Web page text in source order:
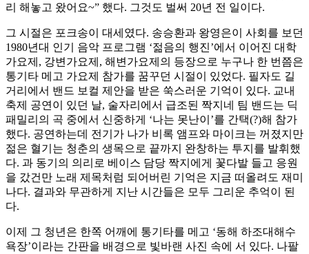
리 해놓고 왔어요~” 했다. 그것도 벌써 20년 전 일이다.
그 시절은 포크송이 대세였다. 송승환과 왕영은이 사회를 보던
1980년대 인기 음악 프로그램 ‘젊음의 행진’에서 이어진 대학
가요제, 강변가요제, 해변가요제의 등장으로 누구나 한 번쯤은
통기타 메고 가요제 참가를 꿈꾸던 시절이 있었다. 필자도 길
거리에서 밴드 보컬 제안을 받은 쑥스러운 기억이 있다. 교내
축제 공연이 있던 날, 술자리에서 급조된 짝지네 팀 밴드는 딕
패밀리의 곡 중에서 신중하게 ‘나는 못난이’를 간택(?)해 참가
했다. 공연하는데 전기가 나가 비록 앰프와 마이크는 꺼졌지만
젊은 혈기는 청춘의 생목으로 끝까지 완창하는 투지를 발휘했
다. 과 동기의 의리로 베이스 담당 짝지에게 꽃다발 들고 응원
을 갔건만 노래 제목처럼 되어버린 기억은 지금 떠올려도 재미
나다. 결과와 무관하게 지난 시간들은 모두 그리운 추억이 된
다.
이제 그 청년은 한쪽 어깨에 통기타를 메고 ‘동해 하조대해수
욕장’이라는 간판을 배경으로 빛바랜 사진 속에 서 있다. 나팔